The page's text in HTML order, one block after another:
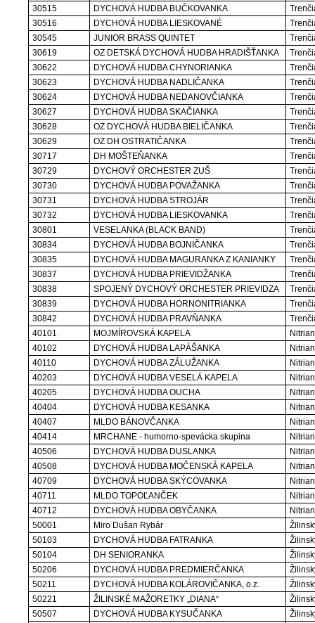
30515
DYCHOVÁ HUDBA BUČKOVANKA
30516
DYCHOVÁ HUDBA LIESKOVANÉ
30545
JUNIOR BRASS QUINTET
30619
OZ DETSKÁ DYCHOVÁ HUDBA HRADIŠŤANKA
30622
DYCHOVÁ HUDBA CHYNORIANKA
30623
DYCHOVÁ HUDBA NADLIČANKA
30624
DYCHOVÁ HUDBA NEDANOVČIANKA
30627
DYCHOVÁ HUDBA SKAČIANKA
30628
OZ DYCHOVÁ HUDBA BIELIČANKA
30629
OZ DH OSTRATIČANKA
30717
DH MOŠTEŇANKA
30729
DYCHOVÝ ORCHESTER ZUŠ
30730
DYCHOVÁ HUDBA POVAŽANKA
30731
DYCHOVÁ HUDBA STROJÁR
30732
DYCHOVÁ HUDBA LIESKOVANKA
30801
VESELANKA (BLACK BAND)
30834
DYCHOVÁ HUDBA BOJNIČANKA
30835
DYCHOVÁ HUDBA MAGURANKA Z KANIANKY
30837
DYCHOVÁ HUDBA PRIEVIDŽANKA
30838
SPOJENÝ DYCHOVÝ ORCHESTER PRIEVIDZA
30839
DYCHOVÁ HUDBA HORNONITRIANKA
30842
DYCHOVÁ HUDBA PRAVŇANKA
40101
MOJMÍROVSKÁ KAPELA
40102
DYCHOVÁ HUDBA LAPÁŠANKA
40110
DYCHOVÁ HUDBA ZÁLUŽANKA
40203
DYCHOVÁ HUDBA VESELÁ KAPELA
40205
DYCHOVÁ HUDBA OUCHA
40404
DYCHOVÁ HUDBA KESANKA
40407
MLDO BÁNOVČANKA
40414
MRCHANE - humorno-spevácka skupina
40506
DYCHOVÁ HUDBA DUSLANKA
40508
DYCHOVÁ HUDBA MOČENSKÁ KAPELA
40709
DYCHOVÁ HUDBA SKÝCOVANKA
40711
MLDO TOPOĽANČEK
40712
DYCHOVÁ HUDBA OBYČANKA
50001
Miro Dušan Rybár
50103
DYCHOVÁ HUDBA FATRANKA
50104
DH SENIORANKA
50206
DYCHOVÁ HUDBA PREDMIERČANKA
50211
DYCHOVÁ HUDBA KOLÁROVIČANKA, o.z.
50221
ŽILINSKÉ MAŽORETKY „DIANA“
50507
DYCHOVÁ HUDBA KYSUČANKA